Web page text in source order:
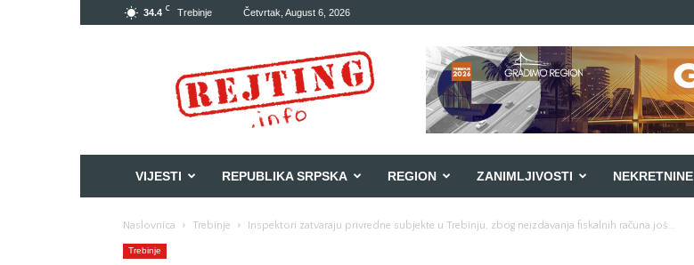
34.4 C Trebinje Četvrtak, August 6, 2026
VIJESTI REPUBLIKA SRPSKA REGION ZANIMLJIVOSTI NEKRETNINE
Naslovnica Trebinje Inspektori zatvaraju privredne subjekte u Trebinju, zbog neizdavanja fiskalnih računa još...
Trebinje